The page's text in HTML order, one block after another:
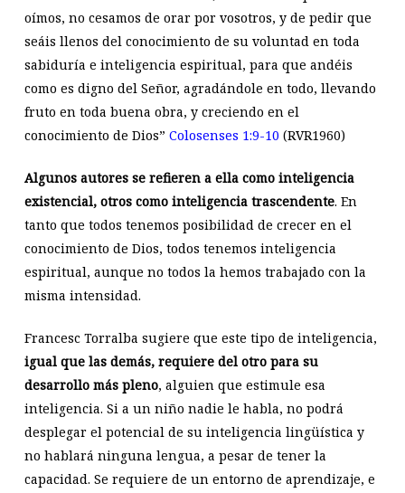
oímos, no cesamos de orar por vosotros, y de pedir que
seáis llenos del conocimiento de su voluntad en toda
sabiduría e inteligencia espiritual, para que andéis
como es digno del Señor, agradándole en todo, llevando
fruto en toda buena obra, y creciendo en el
conocimiento de Dios” Colosenses 1:9-10 (RVR1960)
Algunos autores se refieren a ella como inteligencia
existencial, otros como inteligencia trascendente. En
tanto que todos tenemos posibilidad de crecer en el
conocimiento de Dios, todos tenemos inteligencia
espiritual, aunque no todos la hemos trabajado con la
misma intensidad.
Francesc Torralba sugiere que este tipo de inteligencia,
igual que las demás, requiere del otro para su
desarrollo más pleno, alguien que estimule esa
inteligencia. Si a un niño nadie le habla, no podrá
desplegar el potencial de su inteligencia lingüística y
no hablará ninguna lengua, a pesar de tener la
capacidad. Se requiere de un entorno de aprendizaje, e